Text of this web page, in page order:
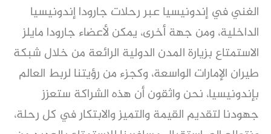
الغني في إندونيسيا عبر رحلات جارودا إندونيسيا
الداخلية، ومن جهة أخرى، يمكن لأعضاء جارودا مايلز
الاستمتاع بزيارة المدن الدولية الرائعة من خلال شبكة
طيران الإمارات الواسعة، وكجزء من رؤيتنا لربط العالم
بإندونيسيا، نحن واثقون أن هذه الشراكة ستعزز
جهودنا لتقديم القيمة والتميز والابتكار في كل رحلة،